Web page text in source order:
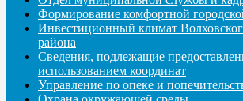
Формирование комфортной
Инвестиционный климат
района
Сведения, подлежащие
использованием координат
Управление по опеке и